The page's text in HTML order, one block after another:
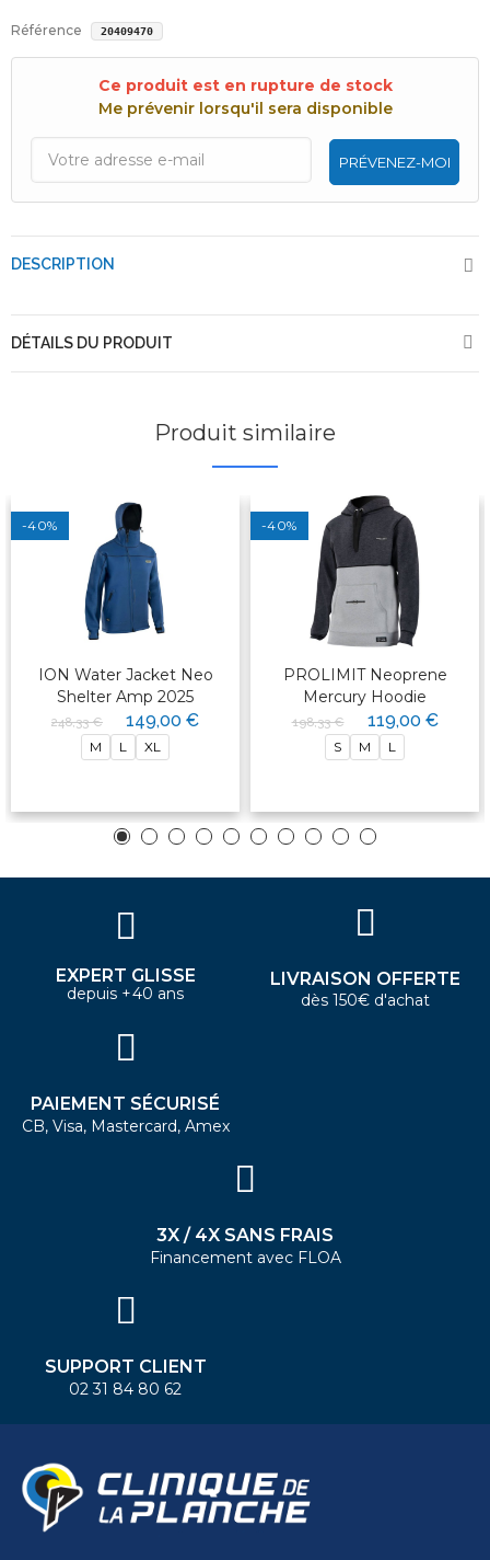
Référence 20409470
Ce produit est en rupture de stock
Me prévenir lorsqu'il sera disponible
PRÉVENEZ-MOI
DESCRIPTION
DÉTAILS DU PRODUIT
Produit similaire
-40%
ION Water Jacket Neo
Shelter Amp 2025
248,33 € 149,00 €
M L XL
-40%
PROLIMIT Neoprene
Mercury Hoodie
198,33 € 119,00 €
S M L
EXPERT GLISSE
depuis +40 ans
LIVRAISON OFFERTE
dès 150€ d'achat
PAIEMENT SÉCURISÉ
CB, Visa, Mastercard, Amex
3X / 4X SANS FRAIS
Financement avec FLOA
SUPPORT CLIENT
02 31 84 80 62